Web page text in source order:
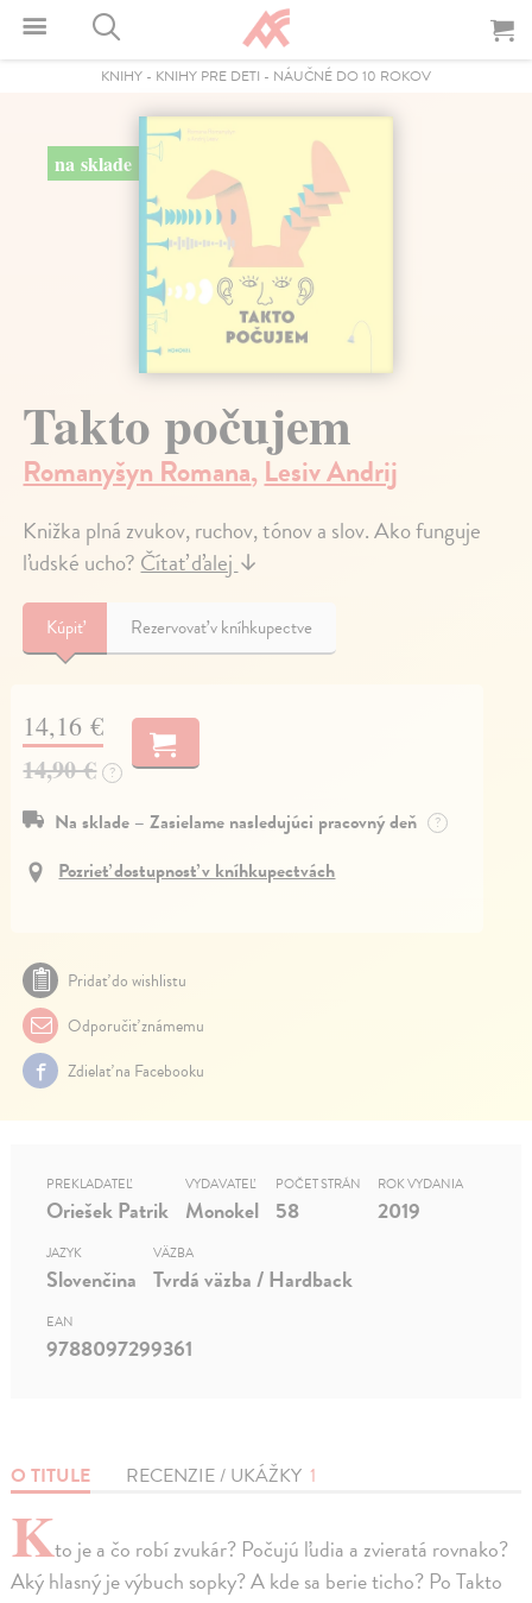
KNIHY - KNIHY PRE DETI - NÁUČNÉ DO 10 ROKOV
na sklade
Takto počujem
Romanyšyn Romana,Lesiv Andrij
Knižka plná zvukov, ruchov, tónov a slov. Ako funguje
ľudské ucho? Čítať ďalej ↓
Kúpiť Rezervovať v kníhkupectve
14,16 €
14,90 € ?
Na sklade – Zasielame nasledujúci pracovný deň ?
Pozrieť dostupnosť v kníhkupectvách
Pridať do wishlistu
Odporučiť známemu
Zdielať na Facebooku
O TITULE RECENZIE / UKÁŽKY 1
Kto je a čo robí zvukár? Počujú ľudia a zvieratá rovnako?
Aký hlasný je výbuch sopky? A kde sa berie ticho? Po Takto
PREKLADATEĽ
Oriešek Patrik
VYDAVATEĽ
Monokel
POČET STRÁN
58
ROK VYDANIA
2019
JAZYK
Slovenčina
VÄZBA
Tvrdá väzba / Hardback
EAN
9788097299361